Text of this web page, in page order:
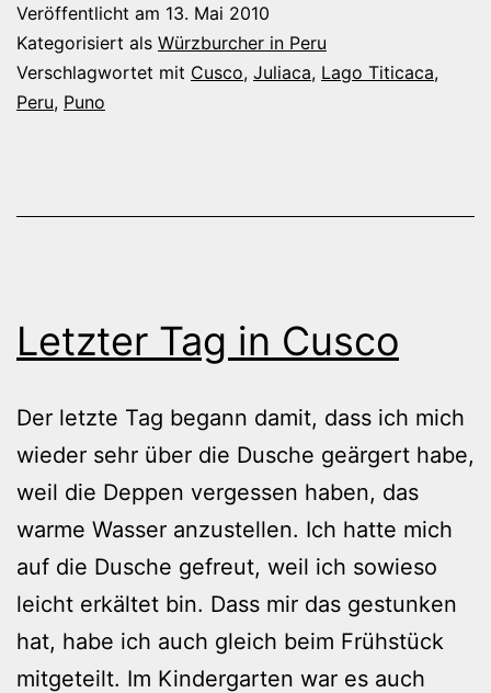
Titicaca
Veröffentlicht am 13. Mai 2010
Kategorisiert als Würzburcher in Peru
Verschlagwortet mit Cusco, Juliaca, Lago Titicaca,
Peru, Puno
Letzter Tag in Cusco
Der letzte Tag begann damit, dass ich mich
wieder sehr über die Dusche geärgert habe,
weil die Deppen vergessen haben, das
warme Wasser anzustellen. Ich hatte mich
auf die Dusche gefreut, weil ich sowieso
leicht erkältet bin. Dass mir das gestunken
hat, habe ich auch gleich beim Frühstück
mitgeteilt. Im Kindergarten war es auch